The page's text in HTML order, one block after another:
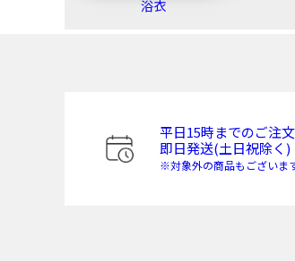
浴衣
平日15時までのご注
即日発送(土日祝除く)
※対象外の商品もございま